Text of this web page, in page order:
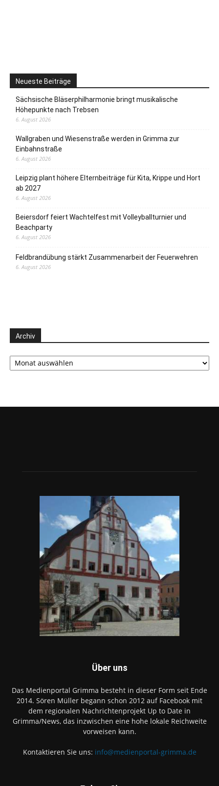
Neueste Beiträge
Sächsische Bläserphilharmonie bringt musikalische
Höhepunkte nach Trebsen
6. August 2026
Wallgraben und Wiesenstraße werden in Grimma zur
Einbahnstraße
6. August 2026
Leipzig plant höhere Elternbeiträge für Kita, Krippe und Hort
ab 2027
6. August 2026
Beiersdorf feiert Wachtelfest mit Volleyballturnier und
Beachparty
6. August 2026
Feldbrandübung stärkt Zusammenarbeit der Feuerwehren
6. August 2026
Archiv
Archiv
Über uns
Das Medienportal Grimma besteht in dieser Form seit Ende
2014. Sören Müller begann schon 2012 auf Facebook mit
dem regionalen Nachrichtenprojekt Up to Date in
Grimma/News, das inzwischen eine hohe lokale Reichweite
vorweisen kann.
Kontaktieren Sie uns: info@medienportal-grimma.de